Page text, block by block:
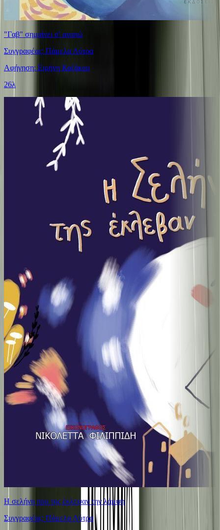
"Γαβ" σημαίνει σ' αγαπώ
Συγγραφέας: Πάμελα Λύτρα
Αφήγηση: Ειρήνη Καζάκου
26λ
Η σελήνη που της έκλεψαν την λάμψη
Συγγραφέας: Πάμελα Λύτρα